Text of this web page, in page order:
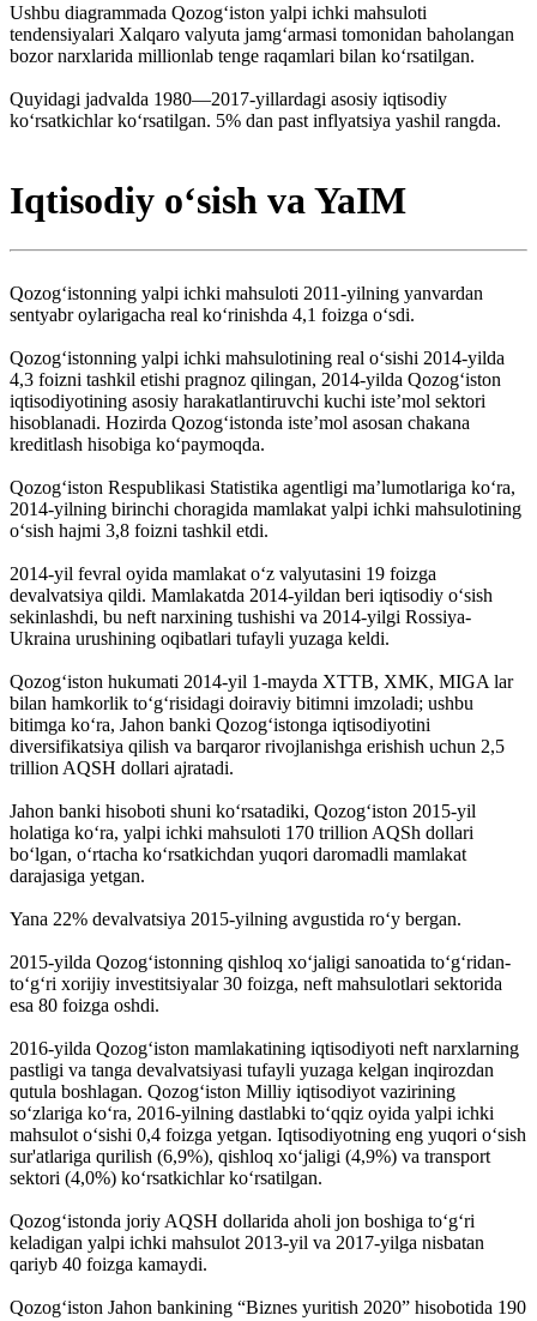
Ushbu diagrammada Qozogʻiston yalpi ichki mahsuloti
tendensiyalari Xalqaro valyuta jamgʻarmasi tomonidan baholangan
bozor narxlarida millionlab tenge raqamlari bilan koʻrsatilgan.
Quyidagi jadvalda 1980—2017-yillardagi asosiy iqtisodiy
koʻrsatkichlar koʻrsatilgan. 5% dan past inflyatsiya yashil rangda.
Iqtisodiy oʻsish va YaIM
Qozogʻistonning yalpi ichki mahsuloti 2011-yilning yanvardan
sentyabr oylarigacha real koʻrinishda 4,1 foizga oʻsdi.
Qozogʻistonning yalpi ichki mahsulotining real oʻsishi 2014-yilda
4,3 foizni tashkil etishi pragnoz qilingan, 2014-yilda Qozogʻiston
iqtisodiyotining asosiy harakatlantiruvchi kuchi iste’mol sektori
hisoblanadi. Hozirda Qozogʻistonda isteʼmol asosan chakana
kreditlash hisobiga koʻpaymoqda.
Qozogʻiston Respublikasi Statistika agentligi maʼlumotlariga koʻra,
2014-yilning birinchi choragida mamlakat yalpi ichki mahsulotining
oʻsish hajmi 3,8 foizni tashkil etdi.
2014-yil fevral oyida mamlakat oʻz valyutasini 19 foizga
devalvatsiya qildi. Mamlakatda 2014-yildan beri iqtisodiy oʻsish
sekinlashdi, bu neft narxining tushishi va 2014-yilgi Rossiya-
Ukraina urushining oqibatlari tufayli yuzaga keldi.
Qozogʻiston hukumati 2014-yil 1-mayda XTTB, XMK, MIGA lar
bilan hamkorlik toʻgʻrisidagi doiraviy bitimni imzoladi; ushbu
bitimga koʻra, Jahon banki Qozogʻistonga iqtisodiyotini
diversifikatsiya qilish va barqaror rivojlanishga erishish uchun 2,5
trillion AQSH dollari ajratadi.
Jahon banki hisoboti shuni koʻrsatadiki, Qozogʻiston 2015-yil
holatiga koʻra, yalpi ichki mahsuloti 170 trillion AQSh dollari
boʻlgan, oʻrtacha koʻrsatkichdan yuqori daromadli mamlakat
darajasiga yetgan.
Yana 22% devalvatsiya 2015-yilning avgustida roʻy bergan.
2015-yilda Qozogʻistonning qishloq xoʻjaligi sanoatida toʻgʻridan-
toʻgʻri xorijiy investitsiyalar 30 foizga, neft mahsulotlari sektorida
esa 80 foizga oshdi.
2016-yilda Qozogʻiston mamlakatining iqtisodiyoti neft narxlarning
pastligi va tanga devalvatsiyasi tufayli yuzaga kelgan inqirozdan
qutula boshlagan. Qozogʻiston Milliy iqtisodiyot vazirining
soʻzlariga koʻra, 2016-yilning dastlabki toʻqqiz oyida yalpi ichki
mahsulot oʻsishi 0,4 foizga yetgan. Iqtisodiyotning eng yuqori oʻsish
sur'atlariga qurilish (6,9%), qishloq xoʻjaligi (4,9%) va transport
sektori (4,0%) koʻrsatkichlar koʻrsatilgan.
Qozogʻistonda joriy AQSH dollarida aholi jon boshiga toʻgʻri
keladigan yalpi ichki mahsulot 2013-yil va 2017-yilga nisbatan
qariyb 40 foizga kamaydi.
Qozogʻiston Jahon bankining “Biznes yuritish 2020” hisobotida 190